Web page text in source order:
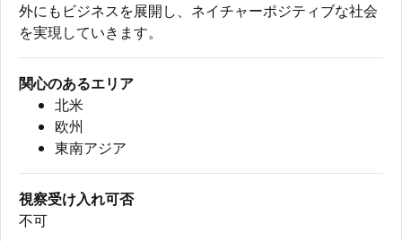
外にもビジネスを展開し、ネイチャーポジティブな社会
を実現していきます。
関心のあるエリア
北米
欧州
東南アジア
視察受け入れ可否
不可